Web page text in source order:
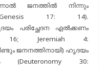
ജനത്തിൽ നിന്നും
17: 14).
പരിച്ഛേദന ഏൽക്കണം
16; Jeremiah 4:
ജനനത്തിനായി) ഹൃദയം
(Deuteronomy 30: